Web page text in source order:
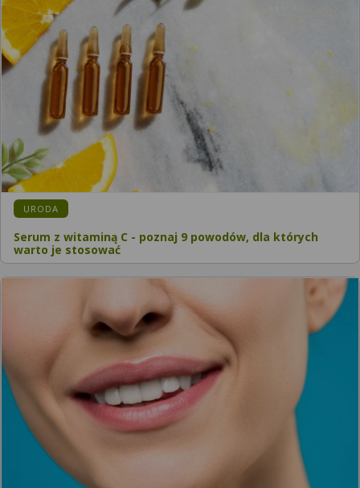
URODA
Serum z witaminą C - poznaj 9 powodów, dla których
warto je stosować